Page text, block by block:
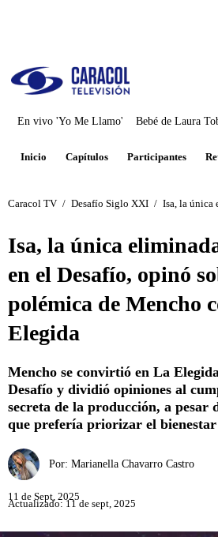
En vivo 'Yo Me Llamo' Bebé de Laura
Inicio Capítulos Participantes
Caracol TV / Desafío Siglo XXI / Isa, la única
Isa, la única
en el Desafío, opinó
polémica de Mencho
Elegida
Mencho se convirtió en La
Desafío y dividió opiniones al
secreta de la producción, a pesar
que prefería priorizar el
Por: Marianella Chavarro Castro
11 de Sept, 2025
Actualizado: 11 de sept, 2025